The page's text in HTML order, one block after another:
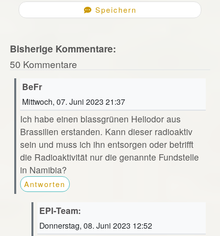
Speichern
Bisherige Kommentare:
50 Kommentare
BeFr
Mittwoch, 07. Juni 2023 21:37
Ich habe einen blassgrünen Heliodor aus
Brassilien erstanden. Kann dieser radioaktiv
sein und muss ich ihn entsorgen oder betrifft
die Radioaktivität nur die genannte Fundstelle
in Namibia?
Antworten
EPI-Team:
Donnerstag, 08. Juni 2023 12:52